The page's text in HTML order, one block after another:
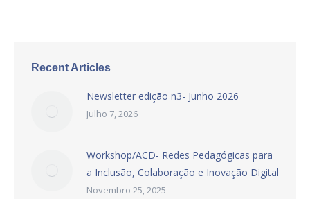
Recent Articles
Newsletter edição n3- Junho 2026
Julho 7, 2026
Workshop/ACD- Redes Pedagógicas para
a Inclusão, Colaboração e Inovação Digital
Novembro 25, 2025